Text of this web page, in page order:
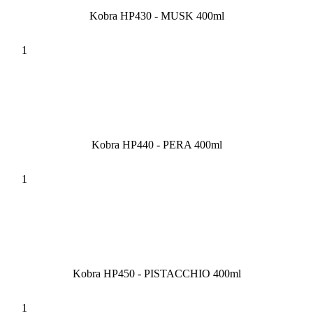
Kobra HP430 - MUSK 400ml
Kobra HP440 - PERA 400ml
Kobra HP450 - PISTACCHIO 400ml